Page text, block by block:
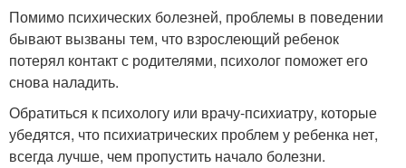
Помимо психических болезней, проблемы в поведении
бывают вызваны тем, что взрослеющий ребенок
потерял контакт с родителями, психолог поможет его
снова наладить.
Обратиться к психологу или врачу-психиатру, которые
убедятся, что психиатрических проблем у ребенка нет,
всегда лучше, чем пропустить начало болезни.